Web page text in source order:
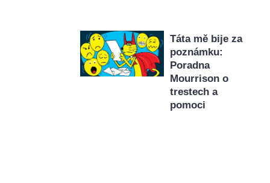
Táta mě bije za
poznámku:
Poradna
Mourrison o
trestech a
pomoci